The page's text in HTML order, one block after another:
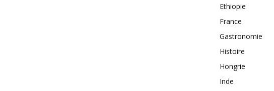
Ethiopie
France
Gastronomie
Histoire
Hongrie
Inde